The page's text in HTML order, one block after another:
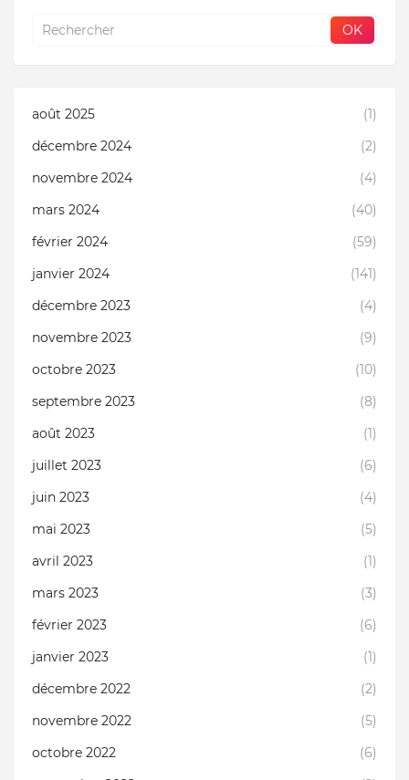
août 2025
(1)
décembre 2024
(2)
novembre 2024
(4)
mars 2024
(40)
février 2024
(59)
janvier 2024
(141)
décembre 2023
(4)
novembre 2023
(9)
octobre 2023
(10)
septembre 2023
(8)
août 2023
(1)
juillet 2023
(6)
juin 2023
(4)
mai 2023
(5)
avril 2023
(1)
mars 2023
(3)
février 2023
(6)
janvier 2023
(1)
décembre 2022
(2)
novembre 2022
(5)
octobre 2022
(6)